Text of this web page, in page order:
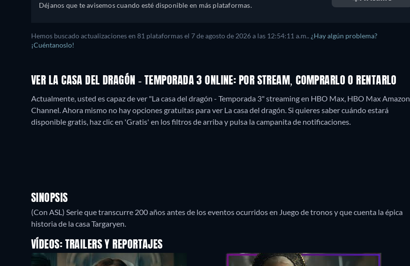
Déjanos que te avisemos cuando esté disponible en más plataformas.
Hemos buscado actualizaciones en 81 plataformas el 7 de agosto de 2026a las 12:54:11 a.m..¿Hay algún problema?
¡Cuéntanoslo!
VER LA CASA DEL DRAGÓN - TEMPORADA 3 ONLINE: POR STREAM, COMPRARLO O RENTARLO
Actualmente, usted es capaz de ver "La casa del dragón - Temporada 3" streaming en HBO Max, HBO Max Amazon
Channel.Ahora mismo no hay opciones gratuitas para ver La casa del dragón. Si quieres saber cuándo estará
disponible gratis, haz clic en 'Gratis' en los filtros de arriba y pulsa la campanita de notificaciones.
SINOPSIS
(Con ASL) Serie que transcurre 200 años antes de los eventos ocurridos en Juego de tronos y que cuenta la épica
historia de la casa Targaryen.
VÍDEOS: TRAILERS Y REPORTAJES